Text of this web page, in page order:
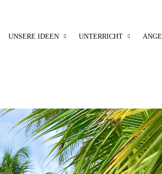
UNSERE IDEEN UNTERRICHT